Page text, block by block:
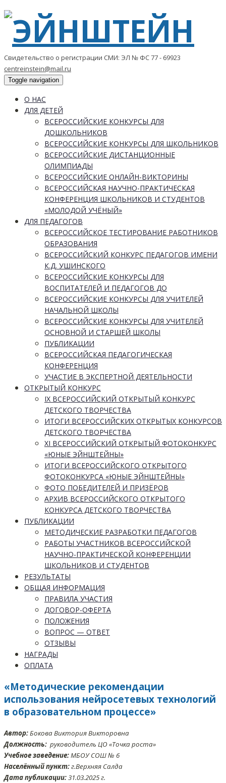
Свидетельство о регистрации СМИ: ЭЛ № ФС 77 - 69923
centreinstein@mail.ru
Toggle navigation
О НАС
ДЛЯ ДЕТЕЙ
ВСЕРОССИЙСКИЕ КОНКУРСЫ ДЛЯ
ДОШКОЛЬНИКОВ
ВСЕРОССИЙСКИЕ КОНКУРСЫ ДЛЯ ШКОЛЬНИКОВ
ВСЕРОССИЙСКИЕ ДИСТАНЦИОННЫЕ
ОЛИМПИАДЫ
ВСЕРОССИЙСКИЕ ОНЛАЙН-ВИКТОРИНЫ
ВСЕРОССИЙСКАЯ НАУЧНО-ПРАКТИЧЕСКАЯ
КОНФЕРЕНЦИЯ ШКОЛЬНИКОВ И СТУДЕНТОВ
«МОЛОДОЙ УЧЁНЫЙ»
ДЛЯ ПЕДАГОГОВ
ВСЕРОССИЙСКОЕ ТЕСТИРОВАНИЕ РАБОТНИКОВ
ОБРАЗОВАНИЯ
ВСЕРОССИЙСКИЙ КОНКУРС ПЕДАГОГОВ ИМЕНИ
К.Д. УШИНСКОГО
ВСЕРОССИЙСКИЕ КОНКУРСЫ ДЛЯ
ВОСПИТАТЕЛЕЙ И ПЕДАГОГОВ ДО
ВСЕРОССИЙСКИЕ КОНКУРСЫ ДЛЯ УЧИТЕЛЕЙ
НАЧАЛЬНОЙ ШКОЛЫ
ВСЕРОССИЙСКИЕ КОНКУРСЫ ДЛЯ УЧИТЕЛЕЙ
ОСНОВНОЙ И СТАРШЕЙ ШКОЛЫ
ПУБЛИКАЦИИ
ВСЕРОССИЙСКАЯ ПЕДАГОГИЧЕСКАЯ
КОНФЕРЕНЦИЯ
УЧАСТИЕ В ЭКСПЕРТНОЙ ДЕЯТЕЛЬНОСТИ
ОТКРЫТЫЙ КОНКУРС
IX ВСЕРОССИЙСКИЙ ОТКРЫТЫЙ КОНКУРС
ДЕТСКОГО ТВОРЧЕСТВА
ИТОГИ ВСЕРОССИЙСКИХ ОТКРЫТЫХ КОНКУРСОВ
ДЕТСКОГО ТВОРЧЕСТВА
XI ВСЕРОССИЙСКИЙ ОТКРЫТЫЙ ФОТОКОНКУРС
«ЮНЫЕ ЭЙНШТЕЙНЫ»
ИТОГИ ВСЕРОССИЙСКОГО ОТКРЫТОГО
ФОТОКОНКУРСА «ЮНЫЕ ЭЙНШТЕЙНЫ»
ФОТО ПОБЕДИТЕЛЕЙ И ПРИЗЁРОВ
АРХИВ ВСЕРОССИЙСКОГО ОТКРЫТОГО
КОНКУРСА ДЕТСКОГО ТВОРЧЕСТВА
ПУБЛИКАЦИИ
МЕТОДИЧЕСКИЕ РАЗРАБОТКИ ПЕДАГОГОВ
РАБОТЫ УЧАСТНИКОВ ВСЕРОССИЙСКОЙ
НАУЧНО-ПРАКТИЧЕСКОЙ КОНФЕРЕНЦИИ
ШКОЛЬНИКОВ И СТУДЕНТОВ
РЕЗУЛЬТАТЫ
ОБЩАЯ ИНФОРМАЦИЯ
ПРАВИЛА УЧАСТИЯ
ДОГОВОР-ОФЕРТА
ПОЛОЖЕНИЯ
ВОПРОС — ОТВЕТ
ОТЗЫВЫ
НАГРАДЫ
ОПЛАТА
«Методические рекомендации
использования нейросетевых технологий
в образовательном процессе»
Автор:Бокова Виктория Викторовна
Должность: руководитель ЦО «Точка роста»
Учебное заведение:МБОУ СОШ № 6
Населённый пункт:г.Верхняя Салда
Дата публикации:31.03.2025 г.